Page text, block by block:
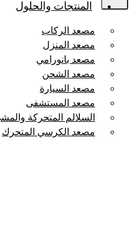
المنتجات والحلول
مصعد الركاب
مصعد المنزل
مصعد بانورامي
مصعد الشحن
مصعد السيارة
مصعد المستشفى
السلالم المتحركة والمشي
مصعد الكرسي المتحرك